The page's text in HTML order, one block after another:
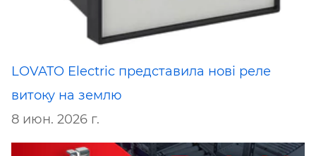
LOVATO Electric представила нові реле
витоку на землю
8 июн. 2026 г.